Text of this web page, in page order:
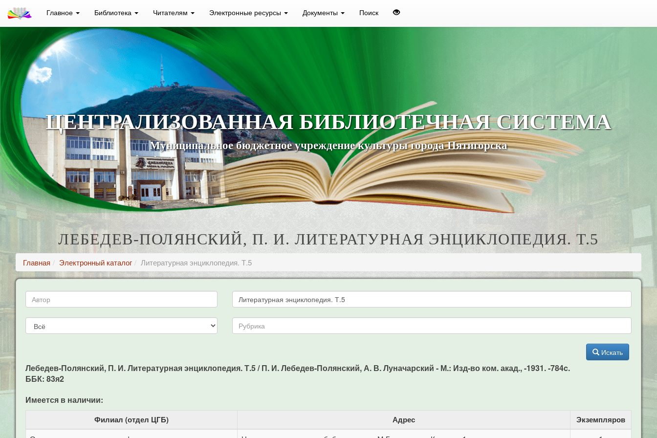
Главное Библиотека Читателям Электронные ресурсы Документы Поиск
ЦЕНТРАЛИЗОВАННАЯ БИБЛИОТЕЧНАЯ СИСТЕМА
Муниципальное бюджетное учреждение культуры города Пятигорска
ЛЕБЕДЕВ-ПОЛЯНСКИЙ, П. И. ЛИТЕРАТУРНАЯ ЭНЦИКЛОПЕДИЯ. Т.5
Главная Электронный каталог Литературная энциклопедия. Т.5
Искать
Лебедев-Полянский, П. И. Литературная энциклопедия. Т.5 / П. И. Лебедев-Полянский, А. В. Луначарский - М.: Изд-во ком. акад., -1931. -784c.
ББК: 83я2
Имеется в наличии:
Филиал (отдел ЦГБ) Адрес Экземпляров